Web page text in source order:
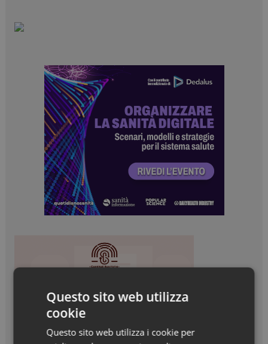
Questo sito web utilizza
cookie
Questo sito web utilizza i cookie per